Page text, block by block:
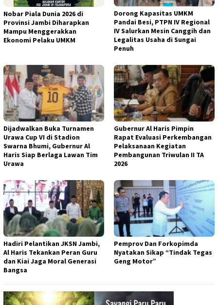
Nobar Piala Dunia 2026 di
Provinsi Jambi Diharapkan
Mampu Menggerakkan
Ekonomi Pelaku UMKM
Dorong Kapasitas UMKM
Pandai Besi, PTPN IV Regional
IV Salurkan Mesin Canggih dan
Legalitas Usaha di Sungai
Penuh
Dijadwalkan Buka Turnamen
Urawa Cup VI di Stadion
Swarna Bhumi, Gubernur Al
Haris Siap Berlaga Lawan Tim
Urawa
Gubernur Al Haris Pimpin
Rapat Evaluasi Perkembangan
Pelaksanaan Kegiatan
Pembangunan Triwulan II TA
2026
Hadiri Pelantikan JKSN Jambi,
Al Haris Tekankan Peran Guru
dan Kiai Jaga Moral Generasi
Bangsa
Pemprov Dan Forkopimda
Nyatakan Sikap “Tindak Tegas
Geng Motor”